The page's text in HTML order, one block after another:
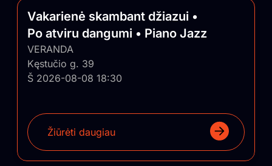
Vakarienė skambant džiazui •
Po atviru dangumi • Piano Jazz
VERANDA
Kęstučio g. 39
Š 2026-08-08 18:30
Žiūrėti daugiau